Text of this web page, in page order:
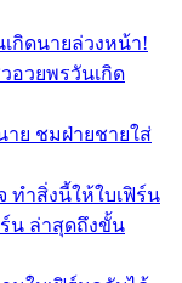
เกิดนายล่วงหน้า!
อวยพรวันเกิด
าย ชมฝ่ายชายใส่
ทำสิ่งนี้ให้ใบเฟิร์น
น ล่าสุดถึงขั้น